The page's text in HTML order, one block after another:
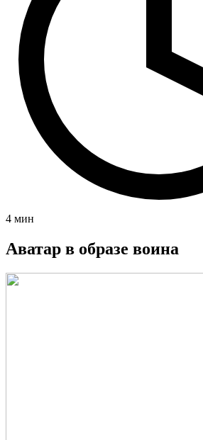
4 мин
Аватар в образе воина